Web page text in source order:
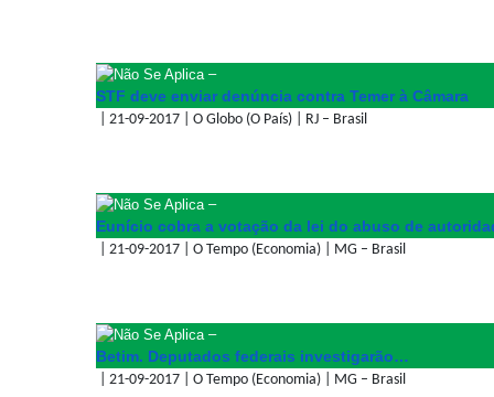
–
STF deve enviar denúncia contra Temer à Câmara
| 21-09-2017 | O Globo (O País) | RJ – Brasil
–
Eunício cobra a votação da lei do abuso de
| 21-09-2017 | O Tempo (Economia) | MG – Brasil
–
Betim. Deputados federais investigarão…
| 21-09-2017 | O Tempo (Economia) | MG – Brasil